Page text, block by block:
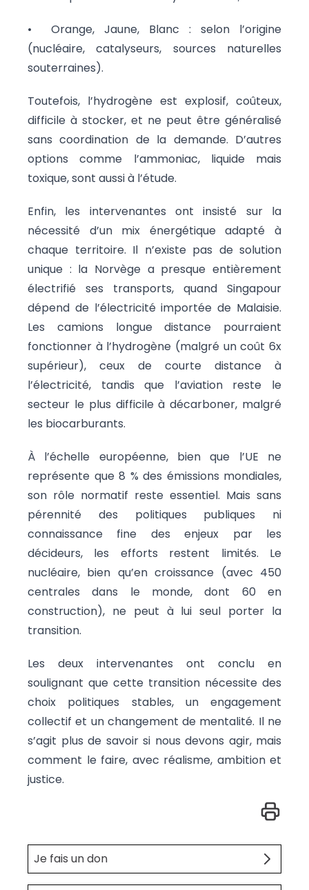
•⁠ ⁠Orange, Jaune, Blanc : selon l’origine
(nucléaire, catalyseurs, sources naturelles
souterraines).
Toutefois, l’hydrogène est explosif, coûteux,
difficile à stocker, et ne peut être généralisé
sans coordination de la demande. D’autres
options comme l’ammoniac, liquide mais
toxique, sont aussi à l’étude.
Enfin, les intervenantes ont insisté sur la
nécessité d’un mix énergétique adapté à
chaque territoire. Il n’existe pas de solution
unique : la Norvège a presque entièrement
électrifié ses transports, quand Singapour
dépend de l’électricité importée de Malaisie.
Les camions longue distance pourraient
fonctionner à l’hydrogène (malgré un coût 6x
supérieur), ceux de courte distance à
l’électricité, tandis que l’aviation reste le
secteur le plus difficile à décarboner, malgré
les biocarburants.
À l’échelle européenne, bien que l’UE ne
représente que 8 % des émissions mondiales,
son rôle normatif reste essentiel. Mais sans
pérennité des politiques publiques ni
connaissance fine des enjeux par les
décideurs, les efforts restent limités. Le
nucléaire, bien qu’en croissance (avec 450
centrales dans le monde, dont 60 en
construction), ne peut à lui seul porter la
transition.
Les deux intervenantes ont conclu en
soulignant que cette transition nécessite des
choix politiques stables, un engagement
collectif et un changement de mentalité. Il ne
s’agit plus de savoir si nous devons agir, mais
comment le faire, avec réalisme, ambition et
justice.
Je fais un don